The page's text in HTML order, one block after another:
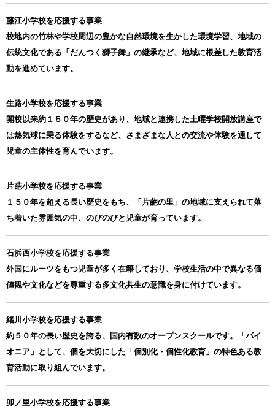
藤江小学校を応援する事業
校地内の竹林や学校周辺の豊かな自然環境を生かした環境学習、地域の
伝統文化である「だんつく獅子舞」の継承など、地域に根差した教育活
動を進めています。
生路小学校を応援する事業
開校以来約１５０年の歴史があり、地域と連携した土曜学校開放講座で
は熱気球に乗る体験をするなど、さまざまな人との交流や体験を通して
児童の主体性を育んでいます。
片葩小学校を応援する事業
１５０年を超える長い歴史をもち、「片葩の里」の地域に支えられて落
ち着いた雰囲気の中、のびのびと児童が育っています。
石浜西小学校を応援する事業
外国にルーツをもつ児童が多く在籍しており、学校生活の中で異なる価
値観や文化などを尊重する多文化共生の意識を身に付けています。
緒川小学校を応援する事業
約５０年の長い歴史を誇る、国内有数のオープンスクールです。「パイ
オニア」として、個を大切にした「個別化・個性化教育」の特色ある教
育活動に取り組んでいます。
卯ノ里小学校を応援する事業